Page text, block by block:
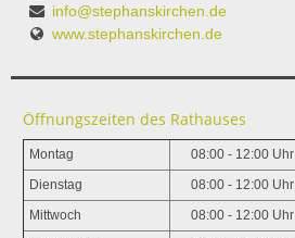
info@stephanskirchen.de
www.stephanskirchen.de
Öffnungszeiten des Rathauses
Montag 08:00 - 12:00 Uhr
Dienstag 08:00 - 12:00 Uhr
Mittwoch 08:00 - 12:00 Uhr